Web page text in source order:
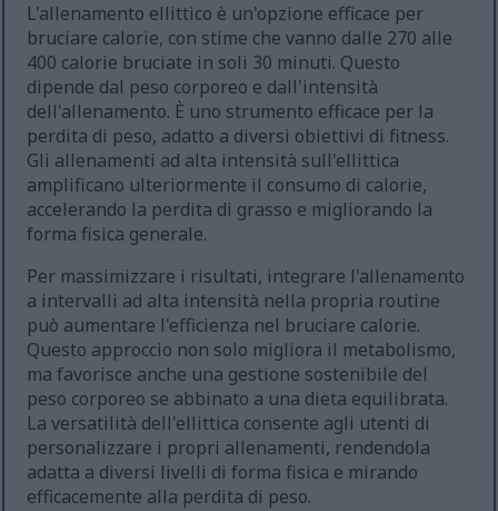
L'allenamento ellittico è un'opzione efficace per
bruciare calorie, con stime che vanno dalle 270 alle
400 calorie bruciate in soli 30 minuti. Questo
dipende dal peso corporeo e dall'intensità
dell'allenamento. È uno strumento efficace per la
perdita di peso, adatto a diversi obiettivi di fitness.
Gli allenamenti ad alta intensità sull'ellittica
amplificano ulteriormente il consumo di calorie,
accelerando la perdita di grasso e migliorando la
forma fisica generale.
Per massimizzare i risultati, integrare l'allenamento
a intervalli ad alta intensità nella propria routine
può aumentare l'efficienza nel bruciare calorie.
Questo approccio non solo migliora il metabolismo,
ma favorisce anche una gestione sostenibile del
peso corporeo se abbinato a una dieta equilibrata.
La versatilità dell'ellittica consente agli utenti di
personalizzare i propri allenamenti, rendendola
adatta a diversi livelli di forma fisica e mirando
efficacemente alla perdita di peso.